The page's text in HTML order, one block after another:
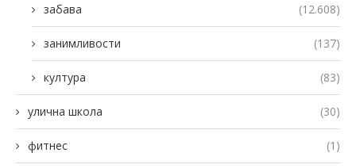
забава (12.608)
занимливости (137)
култура (83)
улична школа (30)
фитнес (1)